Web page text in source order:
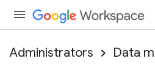
Administrators Data